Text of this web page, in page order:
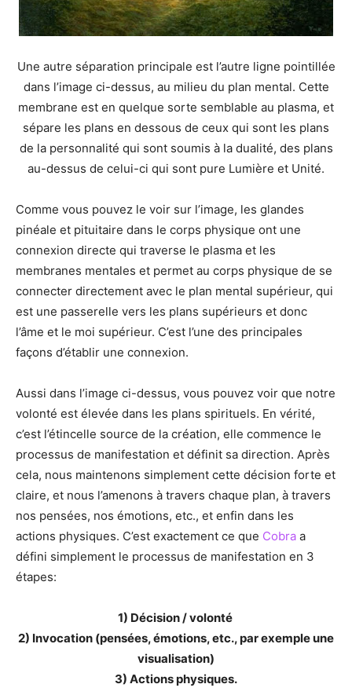
Une autre séparation principale est l’autre ligne pointillée
dans l’image ci-dessus, au milieu du plan mental. Cette
membrane est en quelque sorte semblable au plasma, et
sépare les plans en dessous de ceux qui sont les plans
de la personnalité qui sont soumis à la dualité, des plans
au-dessus de celui-ci qui sont pure Lumière et Unité.
Comme vous pouvez le voir sur l’image, les glandes
pinéale et pituitaire dans le corps physique ont une
connexion directe qui traverse le plasma et les
membranes mentales et permet au corps physique de se
connecter directement avec le plan mental supérieur, qui
est une passerelle vers les plans supérieurs et donc
l’âme et le moi supérieur. C’est l’une des principales
façons d’établir une connexion.
Aussi dans l’image ci-dessus, vous pouvez voir que notre
volonté est élevée dans les plans spirituels. En vérité,
c’est l’étincelle source de la création, elle commence le
processus de manifestation et définit sa direction. Après
cela, nous maintenons simplement cette décision forte et
claire, et nous l’amenons à travers chaque plan, à travers
nos pensées, nos émotions, etc., et enfin dans les
actions physiques. C’est exactement ce que Cobra a
défini simplement le processus de manifestation en 3
étapes:
1) Décision / volonté
2) Invocation (pensées, émotions, etc., par exemple une
visualisation)
3) Actions physiques.